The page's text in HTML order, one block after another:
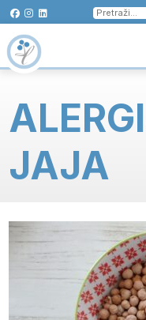
Pretraga
za:
JAJA